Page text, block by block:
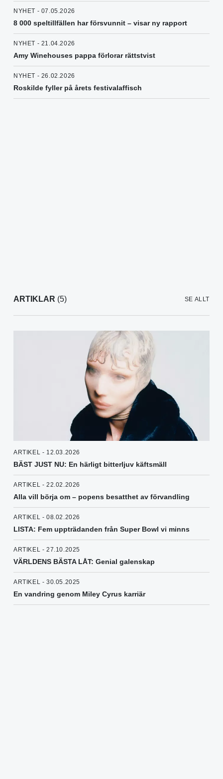
NYHET - 07.05.2026
8 000 speltillfällen har försvunnit – visar ny rapport
NYHET - 21.04.2026
Amy Winehouses pappa förlorar rättstvist
NYHET - 26.02.2026
Roskilde fyller på årets festivalaffisch
ARTIKLAR (5) SE ALLT
ARTIKEL - 12.03.2026
BÄST JUST NU: En härligt bitterljuv käftsmäll
ARTIKEL - 22.02.2026
Alla vill börja om – popens besatthet av förvandling
ARTIKEL - 08.02.2026
LISTA: Fem uppträdanden från Super Bowl vi minns
ARTIKEL - 27.10.2025
VÄRLDENS BÄSTA LÅT: Genial galenskap
ARTIKEL - 30.05.2025
En vandring genom Miley Cyrus karriär